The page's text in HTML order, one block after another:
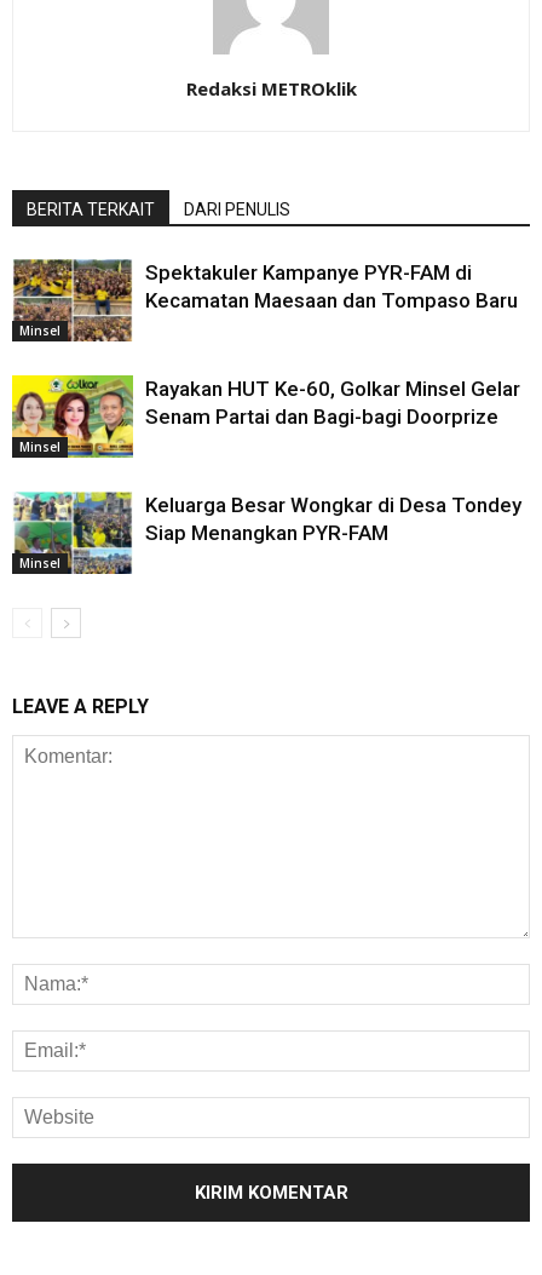
Redaksi METROklik
BERITA TERKAIT DARI PENULIS
Minsel
Spektakuler Kampanye PYR-FAM di
Kecamatan Maesaan dan Tompaso Baru
Minsel
Rayakan HUT Ke-60, Golkar Minsel Gelar
Senam Partai dan Bagi-bagi Doorprize
Minsel
Keluarga Besar Wongkar di Desa Tondey
Siap Menangkan PYR-FAM
LEAVE A REPLY